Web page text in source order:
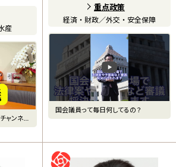
産
ャンネ
重点政策
経済・財政／外交・安全保障
国会議員って毎日何してるの？